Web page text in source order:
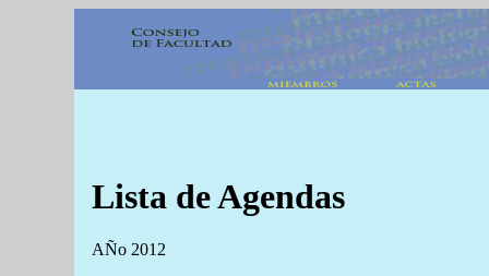
Lista de Agendas
AÑo 2012